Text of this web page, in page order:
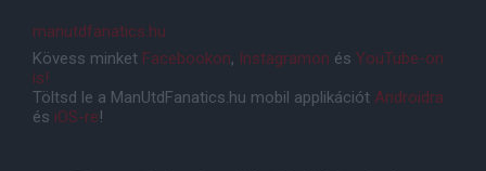
manutdfanatics.hu
Kövess minket Facebookon, Instagramon és YouTube-on
is!
Töltsd le a ManUtdFanatics.hu mobil applikációt Androidra
és iOS-re!